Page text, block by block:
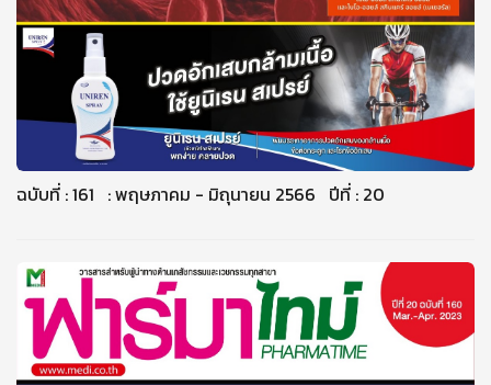
ฉบับที่ : 161 : พฤษภาคม - มิถุนายน 2566 ปีที่ : 20